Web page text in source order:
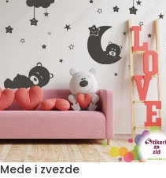
Mede i zvezde